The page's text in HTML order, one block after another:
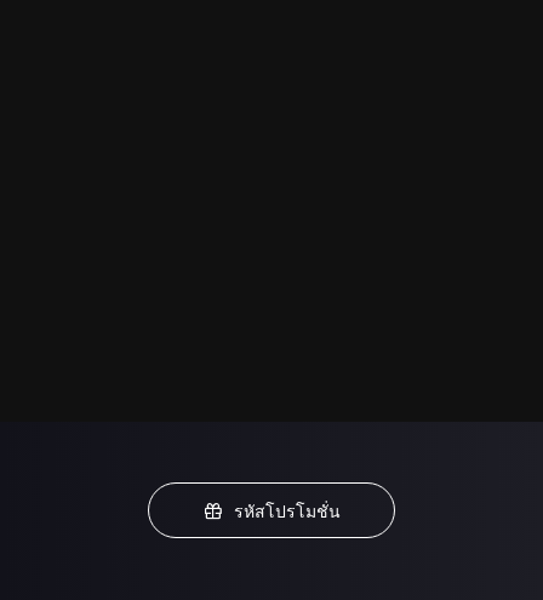
รหัสโปรโมชั่น